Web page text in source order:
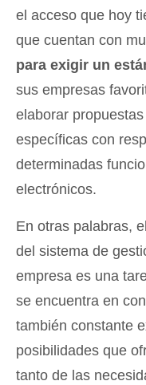
el acceso que hoy
que cuentan con
para exigir un
sus empresas
elaborar
específicas con
determinadas
electrónicos.
En otras palabras,
del sistema de
empresa es una
se encuentra en
también constante
posibilidades que
tanto de las